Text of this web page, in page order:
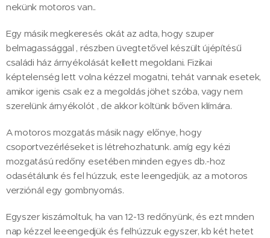
nekünk motoros van..
Egy másik megkeresés okát az adta, hogy szuper
belmagassággal , részben üvegtetővel készült újépítésű
családi ház árnyékolását kellett megoldani. Fizikai
képtelenség lett volna kézzel mogatni, tehát vannak esetek,
amikor igenis csak ez a megoldás jöhet szóba, vagy nem
szerelünk árnyékolót , de akkor költünk bőven klímára.
A motoros mozgatás másik nagy előnye, hogy
csoportvezérléseket is létrehozhatunk. amíg egy kézi
mozgatású redőny esetében minden egyes db.-hoz
odasétálunk és fel húzzuk, este leengedjük, az a motoros
verziónál egy gombnyomás.
Egyszer kiszámoltuk, ha van 12-13 redőnyünk, és ezt mnden
nap kézzel leeengedjük és felhúzzuk egyszer, kb két hetet